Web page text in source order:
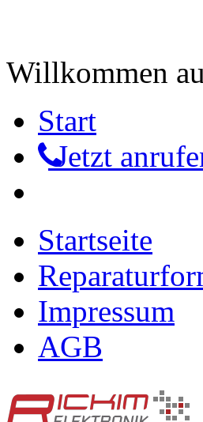
Willkommen
Start
Jetzt
Startseite
Impressum
AGB